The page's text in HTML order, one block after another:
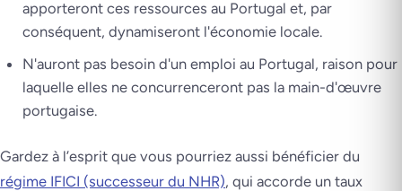
apporteront ces ressources au Portugal et, par
conséquent, dynamiseront l'économie locale.
N'auront pas besoin d'un emploi au Portugal, raison pour
laquelle elles ne concurrenceront pas la main-d'œuvre
portugaise.
Gardez à l’esprit que vous pourriez aussi bénéficier du
régime IFICI (successeur du NHR), qui accorde un taux